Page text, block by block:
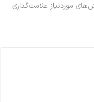
موردنیاز علامت‌گذاری